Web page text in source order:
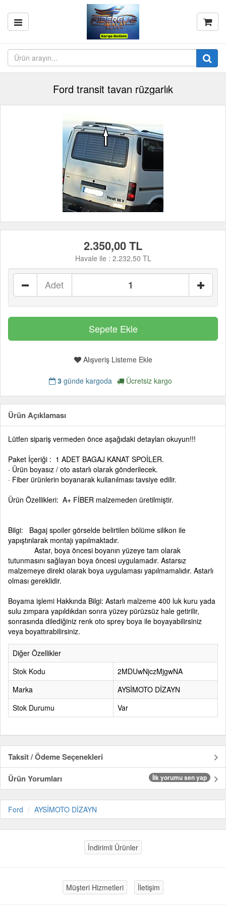
Ford transit tavan rüzgarlık
2.350,00 TL
Havale ile : 2.232,50 TL
Adet
Alışveriş Listeme Ekle
3 günde kargoda Ücretsiz kargo
Ürün Açıklaması
Lütfen sipariş vermeden önce aşağıdaki detayları okuyun!!!
Paket İçeriği : 1 ADET BAGAJ KANAT SPOİLER.
· Ürün boyasız / oto astarlı olarak gönderilecek.
· Fiber ürünlerin boyanarak kullanılması tavsiye edilir.
Ürün Özellikleri: A+ FİBER malzemeden üretilmiştir.
Bilgi: Bagaj spoiler görselde belirtilen bölüme silikon ile
yapıştırılarak montajı yapılmaktadır.
Astar, boya öncesi boyanın yüzeye tam olarak
tutunmasını sağlayan boya öncesi uygulamadır. Astarsız
malzemeye direkt olarak boya uygulaması yapılmamalıdır. Astarlı
olması gereklidir.
Boyama işlemi Hakkında Bilgi: Astarlı malzeme 400 luk kuru yada
sulu zımpara yapıldıkdan sonra yüzey pürüzsüz hale getirilir,
sonrasında dilediğiniz renk oto sprey boya ile boyayabilirsiniz
veya boyattırabilirsiniz.
Diğer Özellikler
Stok Kodu
2MDUwNjczMjgwNA
Marka
AYSİMOTO DİZAYN
Stok Durumu
Var
Taksit / Ödeme Seçenekleri
Ürün Yorumları
İlk yorumu sen yap
Ford AYSİMOTO DİZAYN
İndirimli Ürünler
Müşteri Hizmetleri İletişim